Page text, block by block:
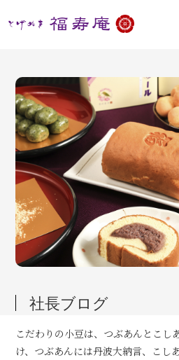
社長ブログ
こだわりの小豆は、つぶあんとこし
け、つぶあんには丹波大納言、こし